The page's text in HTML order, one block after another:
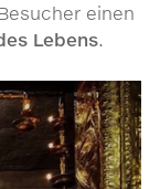
einen
Lebens.